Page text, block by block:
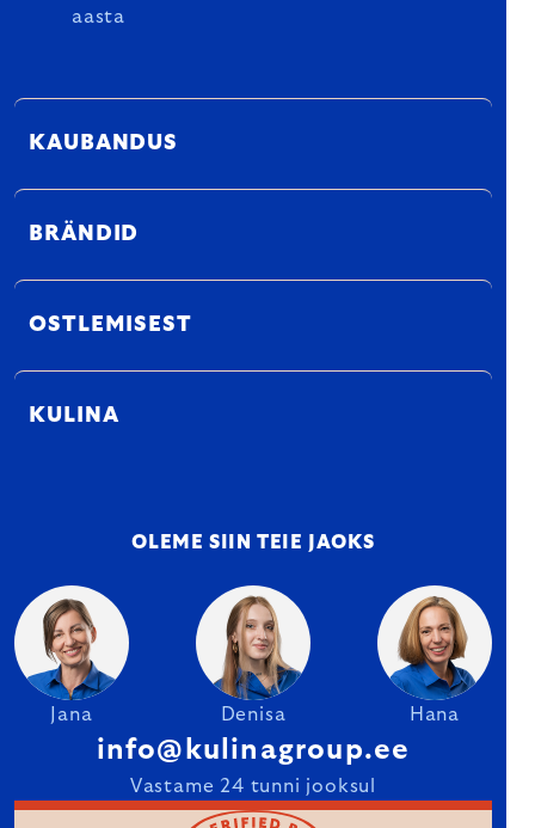
aasta
KAUBANDUS
BRÄNDID
OSTLEMISEST
KULINA
OLEME SIIN TEIE JAOKS
Jana Denisa Hana
info@kulinagroup.ee
Vastame 24 tunni jooksul